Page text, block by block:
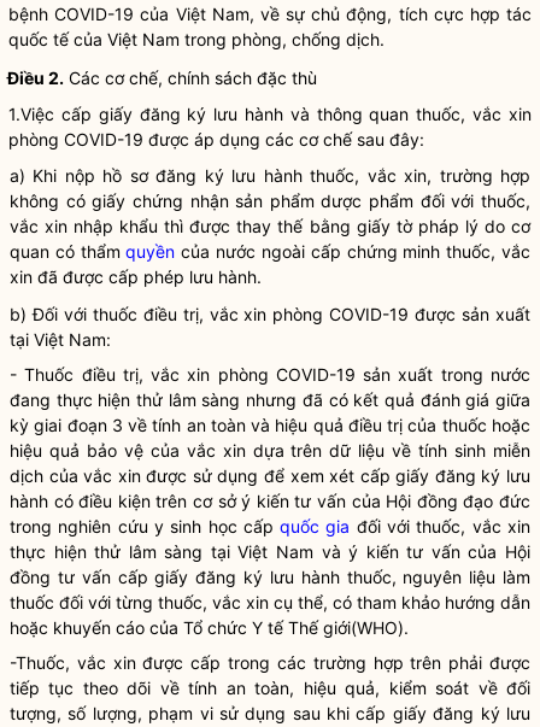
bệnh COVID-19 của Việt Nam, về sự chủ động, tích cực hợp tác
quốc tế của Việt Nam trong phòng, chống dịch.
Điều 2. Các cơ chế, chính sách đặc thù
1.Việc cấp giấy đăng ký lưu hành và thông quan thuốc, vắc xin
phòng COVID-19 được áp dụng các cơ chế sau đây:
a) Khi nộp hồ sơ đăng ký lưu hành thuốc, vắc xin, trường hợp
không có giấy chứng nhận sản phẩm dược phẩm đối với thuốc,
vắc xin nhập khẩu thì được thay thế bằng giấy tờ pháp lý do cơ
quan có thẩmquyền của nước ngoài cấp chứng minh thuốc, vắc
xin đã được cấp phép lưu hành.
b) Đối với thuốc điều trị, vắc xin phòng COVID-19 được sản xuất
tại Việt Nam:
- Thuốc điều trị, vắc xin phòng COVID-19 sản xuất trong nước
đang thực hiện thử lâm sàng nhưng đã có kết quả đánh giá giữa
kỳ giai đoạn 3 về tính an toàn và hiệu quả điều trị của thuốc hoặc
hiệu quả bảo vệ của vắc xin dựa trên dữ liệu về tính sinh miễn
dịch của vắc xin được sử dụng để xem xét cấp giấy đăng ký lưu
hành có điều kiện trên cơ sở ý kiến tư vấn của Hội đồng đạo đức
trong nghiên cứu y sinh học cấpquốc gia đối với thuốc, vắc xin
thực hiện thử lâm sàng tại Việt Nam và ý kiến tư vấn của Hội
đồng tư vấn cấp giấy đăng ký lưu hành thuốc, nguyên liệu làm
thuốc đối với từng thuốc, vắc xin cụ thể, có tham khảo hướng dẫn
hoặc khuyến cáo của Tổ chức Y tế Thế giới(WHO).
-Thuốc, vắc xin được cấp trong các trường hợp trên phải được
tiếp tục theo dõi về tính an toàn, hiệu quả, kiểm soát về đối
tượng, số lượng, phạm vi sử dụng sau khi cấp giấy đăng ký lưu